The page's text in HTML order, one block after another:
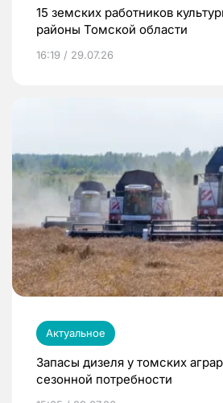
15 земских работников
районы Томской области
16:19 / 29.07.26
Актуальное
Запасы дизеля у томских
сезонной потребности